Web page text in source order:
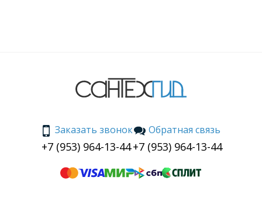
Заказать звонок
+7 (953) 964-13-44
Обратная связь
+7 (953) 964-13-44